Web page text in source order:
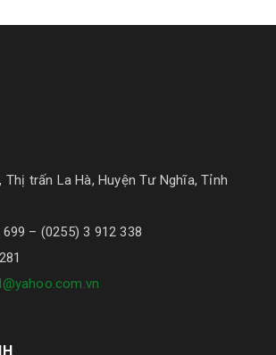
Thị trấn La Hà, Huyện Tư Nghĩa, Tỉnh
– (0255) 3 912 338